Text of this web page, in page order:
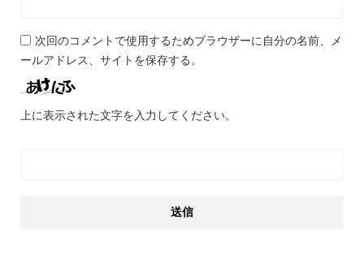
次回のコメントで使用するためブラウザーに自分の名前、メ
ールアドレス、サイトを保存する。
上に表示された文字を入力してください。